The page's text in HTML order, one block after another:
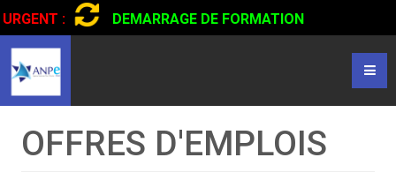
URGENT :
DEMARRAGE DE FORMATION
CERTIFIANTE EN CONDUITE DE CAMIONS...CLIQUER POUR
LIRE
OFFRES D'EMPLOIS